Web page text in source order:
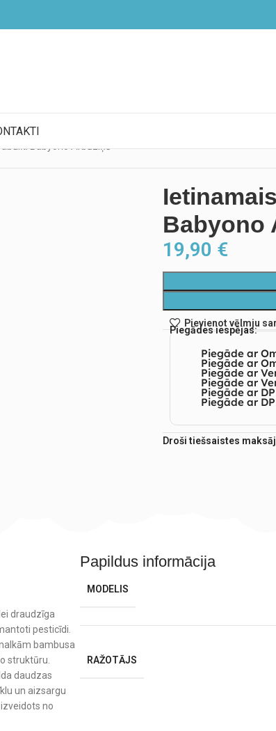
Babyono
19,90 €
Pievienot vēlmju
Piegādes iespējas:
Piegāde ar
Piegāde ar
Piegāde ar
Piegāde ar
Piegāde ar
Piegāde ar
Droši tiešsaistes
draudzīga
pesticīdi.
bambusa
struktūru.
daudzas
un aizsargu
no
Papildus informācija
MODELIS
RAŽOTĀJS